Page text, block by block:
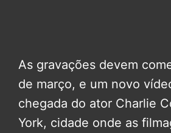
As gravações devem
de março, e um novo
chegada do ator Charlie
York, cidade onde as